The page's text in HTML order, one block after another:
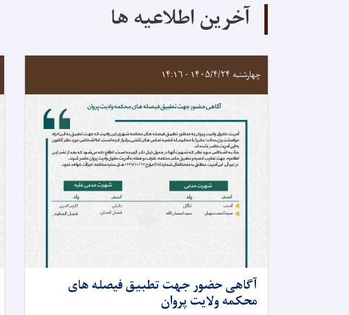
آخرین اطلاعیه ها
چهارشنبه ۱۴۰۵/۴/۲۴ - ۱۴:۱۶
آگاهی حضور جهت تطبیق فیصله های
محکمه ولایت پروان